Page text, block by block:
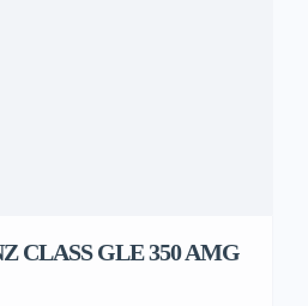
CLASS GLE 350 AMG